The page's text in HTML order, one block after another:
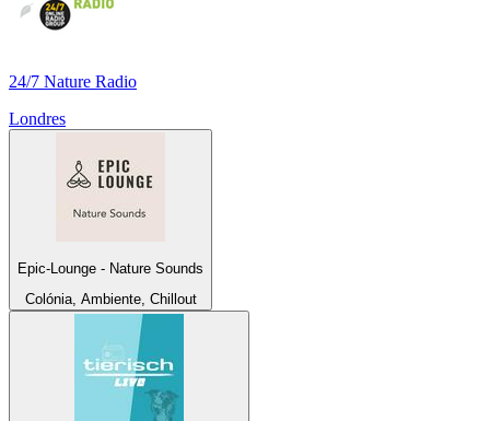
24/7 Nature Radio
Londres
Epic-Lounge - Nature Sounds
Colónia, Ambiente, Chillout